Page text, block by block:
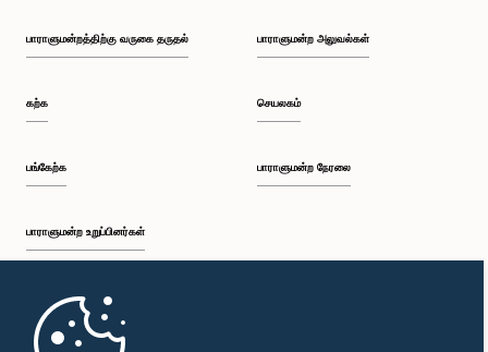
பாராளுமன்றத்திற்கு வருகை தருதல்
கற்க
பங்கேற்க
பாராளுமன்ற உறுப்பினர்கள்
முதற்பக்கம்
பாராளுமன்ற அலுவல்கள்
செயலகம்
பாராளுமன்ற நேரலை